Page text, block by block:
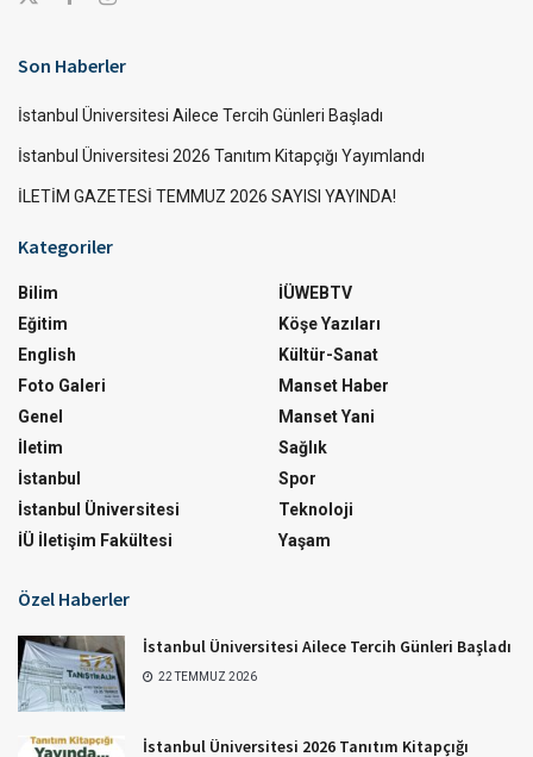
Son Haberler
İstanbul Üniversitesi Ailece Tercih Günleri Başladı
İstanbul Üniversitesi 2026 Tanıtım Kitapçığı Yayımlandı
İLETİM GAZETESİ TEMMUZ 2026 SAYISI YAYINDA!
Kategoriler
Bilim
Eğitim
English
Foto Galeri
Genel
İletim
İstanbul
İstanbul Üniversitesi
İÜ İletişim Fakültesi
İÜWEBTV
Köşe Yazıları
Kültür-Sanat
Manset Haber
Manset Yani
Sağlık
Spor
Teknoloji
Yaşam
Özel Haberler
İstanbul Üniversitesi Ailece Tercih Günleri Başladı
22 TEMMUZ 2026
İstanbul Üniversitesi 2026 Tanıtım Kitapçığı